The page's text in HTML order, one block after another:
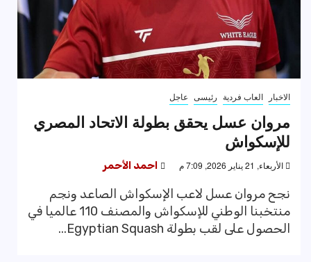
الاخبار العاب فردية رئيسى عاجل
مروان عسل يحقق بطولة الاتحاد المصري
للإسكواش
الأربعاء, 21 يناير 2026, 7:09 م احمد الأحمر
نجح مروان عسل لاعب الإسكواش الصاعد ونجم
منتخبنا الوطني للإسكواش والمصنف 110 عالميا في
الحصول على لقب بطولة Egyptian Squash...